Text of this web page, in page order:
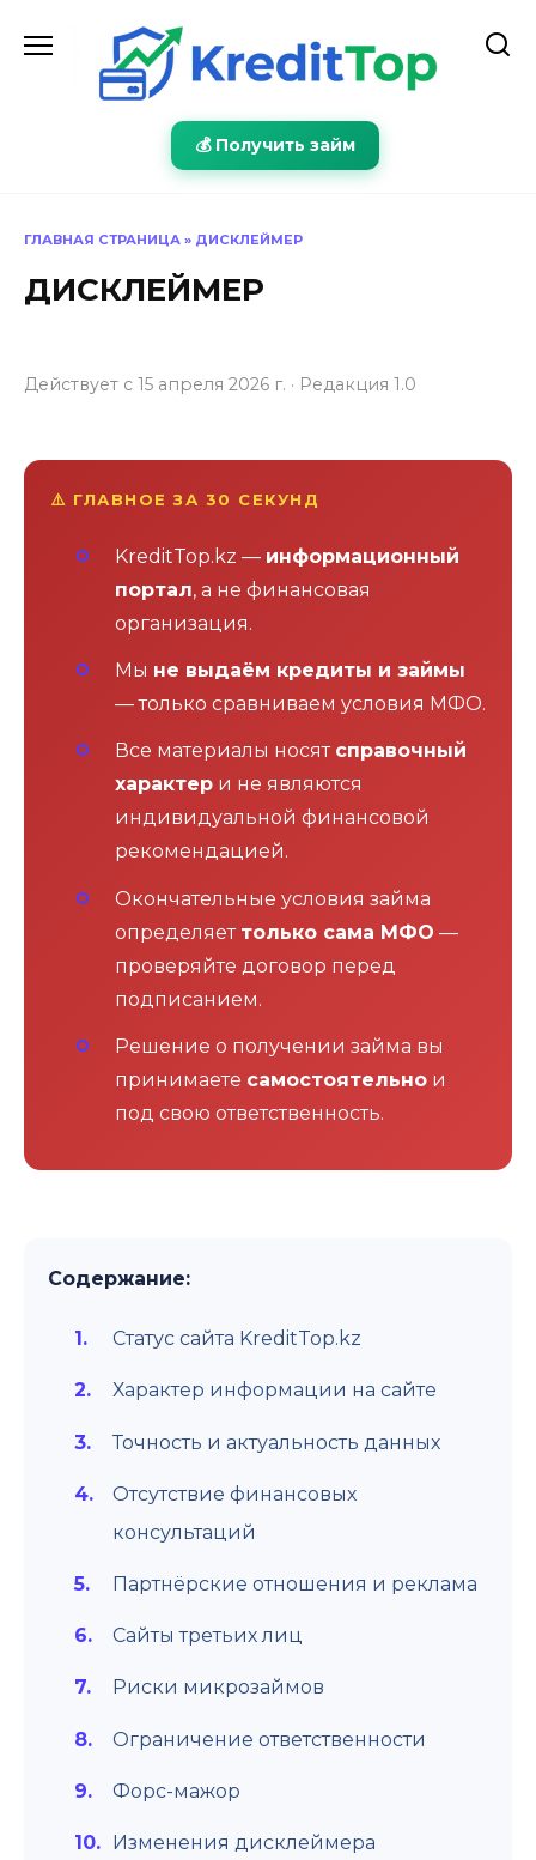
содержанию
💰 Получить займ
ГЛАВНАЯ СТРАНИЦА » ДИСКЛЕЙМЕР
ДИСКЛЕЙМЕР
Действует с 15 апреля 2026 г. · Редакция 1.0
⚠️ ГЛАВНОЕ ЗА 30 СЕКУНД
KreditTop.kz — информационный
портал, а не финансовая
организация.
Мы не выдаём кредиты и займы
— только сравниваем условия МФО.
Все материалы носят справочный
характер и не являются
индивидуальной финансовой
рекомендацией.
Окончательные условия займа
определяет только сама МФО —
проверяйте договор перед
подписанием.
Решение о получении займа вы
принимаете самостоятельно и
под свою ответственность.
Содержание:
Статус сайта KreditTop.kz
Характер информации на сайте
Точность и актуальность данных
Отсутствие финансовых
консультаций
Партнёрские отношения и реклама
Сайты третьих лиц
Риски микрозаймов
Ограничение ответственности
Форс-мажор
Изменения дисклеймера